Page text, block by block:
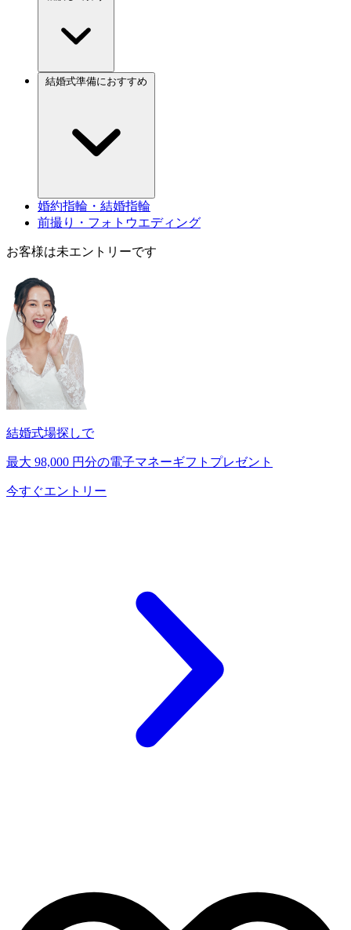
婚約指輪・結婚指輪
前撮り・フォトウエディング
お客様は未エントリーです
結婚式場探しで
最大 98,000 円分の電子マネーギフトプレゼント
今すぐエントリー